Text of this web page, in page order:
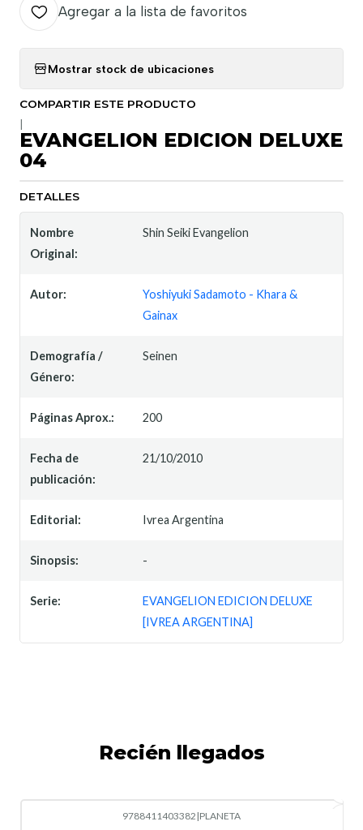
Agregar a la lista de favoritos
Mostrar stock de ubicaciones
COMPARTIR ESTE PRODUCTO
EVANGELION EDICION DELUXE
04
DETALLES
Nombre
Original:
Shin Seiki Evangelion
Autor:
Yoshiyuki Sadamoto - Khara &
Gainax
Demografía /
Género:
Seinen
Páginas Aprox.: 200
Fecha de
publicación:
21/10/2010
Editorial: Ivrea Argentina
Sinopsis: -
Serie:
EVANGELION EDICION DELUXE
[IVREA ARGENTINA]
Recién llegados
9788411403382 |PLANETA